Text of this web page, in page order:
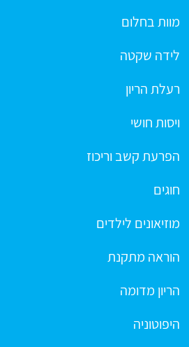
מוות בחלום
לידה שקטה
רעלת הריון
ויסות חושי
הפרעת קשב וריכוז
חוגים
מוזיאונים לילדים
הוראה מתקנת
הריון מדומה
היפוטוניה